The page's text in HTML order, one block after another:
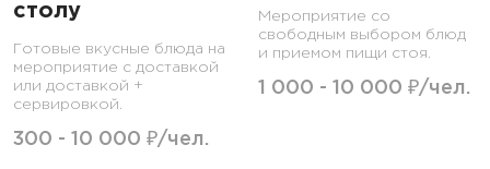
столу
Готовые вкусные блюда на
мероприятие с доставкой
или доставкой +
сервировкой.
300 - 10 000 ₽/чел.
Мероприятие со
свободным выбором блюд
и приемом пищи стоя.
1 000 - 10 000 ₽/чел.